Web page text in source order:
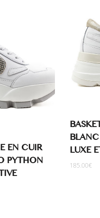
LUXE
185.00€
EN CUIR
PYTHON